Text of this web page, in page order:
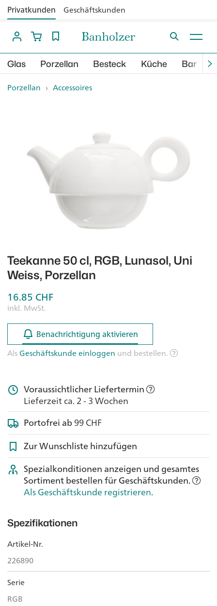
Privatkunden Geschäftskunden
Glas Porzellan Besteck Küche Bar
Porzellan › Accessoires
Teekanne 50 cl, RGB, Lunasol, Uni
Weiss, Porzellan
16.85 CHF
inkl. MwSt.
Benachrichtigung aktivieren
Benachrichtigung aktivieren
AlsGeschäftskunde einloggen und bestellen.
Voraussichtlicher Liefertermin
Lieferzeit ca. 2 - 3 Wochen
Portofrei ab99 CHF
Zur Wunschliste hinzufügen
Spezialkonditionen anzeigen und gesamtes
Sortiment bestellen für Geschäftskunden.
Als Geschäftskunde registrieren.
Spezifikationen
Artikel-Nr.
226890
Serie
RGB